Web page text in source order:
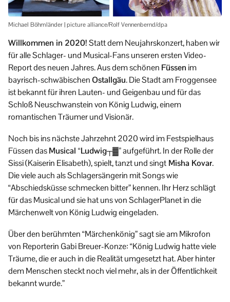
Michael Böhmländer | picture alliance/Rolf Vennenbernd/dpa
Willkommen in 2020!Statt dem Neujahrskonzert, haben wir
für alle Schlager- und Musical-Fans unseren ersten Video-
Report des neuen Jahres. Aus dem schönen Füssen im
bayrisch-schwäbischen Ostallgäu. Die Stadt am Froggensee
ist bekannt für ihren Lauten- und Geigenbau und für das
Schloß Neuschwanstein von König Ludwig, einem
romantischen Träumer und Visionär.
Noch bis ins nächste Jahrzehnt 2020 wird im Festspielhaus
Füssen dasMusical “Ludwig┬▓”aufgeführt. In der Rolle der
Sissi (Kaiserin Elisabeth), spielt, tanzt und singt Misha Kovar.
Die viele auch als Schlagersängerin mit Songs wie
“Abschiedsküsse schmecken bitter” kennen. Ihr Herz schlägt
für das Musical und sie hat uns von SchlagerPlanet in die
Märchenwelt von König Ludwig eingeladen.
Über den berühmten “Märchenkönig” sagt sie am Mikrofon
von Reporterin Gabi Breuer-Konze: “König Ludwig hatte viele
Träume, die er auch in die Realität umgesetzt hat. Aber hinter
dem Menschen steckt noch viel mehr, als in der Öffentlichkeit
bekannt wurde.”